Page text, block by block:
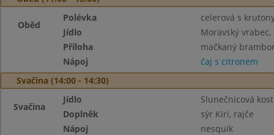
Oběd
Polévka
celerová s
Jídlo
Moravský
Příloha
mačkaný
Nápoj
čaj s citronem
Svačina (14:00 - 14:30)
Svačina
Jídlo
Slunečnicová
Doplněk
sýr Kiri, rajče
Nápoj
nesquik